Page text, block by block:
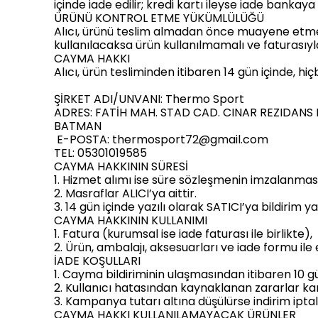
içinde iade edilir; kredi kartı ileyse iade
ÜRÜNÜ KONTROL ETME YÜKÜMLÜLÜĞÜ
Alıcı, ürünü teslim almadan önce muayene
kullanılacaksa ürün kullanılmamalı ve
CAYMA HAKKI
Alıcı, ürün tesliminden itibaren 14 gün içinde,
ŞİRKET ADI/UNVANI: Thermo Sport
ADRES: FATİH MAH. STAD CAD. CINAR REZIDANS
BATMAN
E-POSTA: thermosport72@gmail.com
TEL: 05301019585
CAYMA HAKKININ SÜRESİ
1. Hizmet alımı ise süre sözleşmenin
2. Masraflar ALICI’ya aittir.
3. 14 gün içinde yazılı olarak SATICI’ya bildirim
CAYMA HAKKININ KULLANIMI
1. Fatura (kurumsal ise iade faturası ile birlikte),
2. Ürün, ambalajı, aksesuarları ve iade formu
İADE KOŞULLARI
1. Cayma bildiriminin ulaşmasından itibaren 10
2. Kullanıcı hatasından kaynaklanan zararlar
3. Kampanya tutarı altına düşülürse indirim